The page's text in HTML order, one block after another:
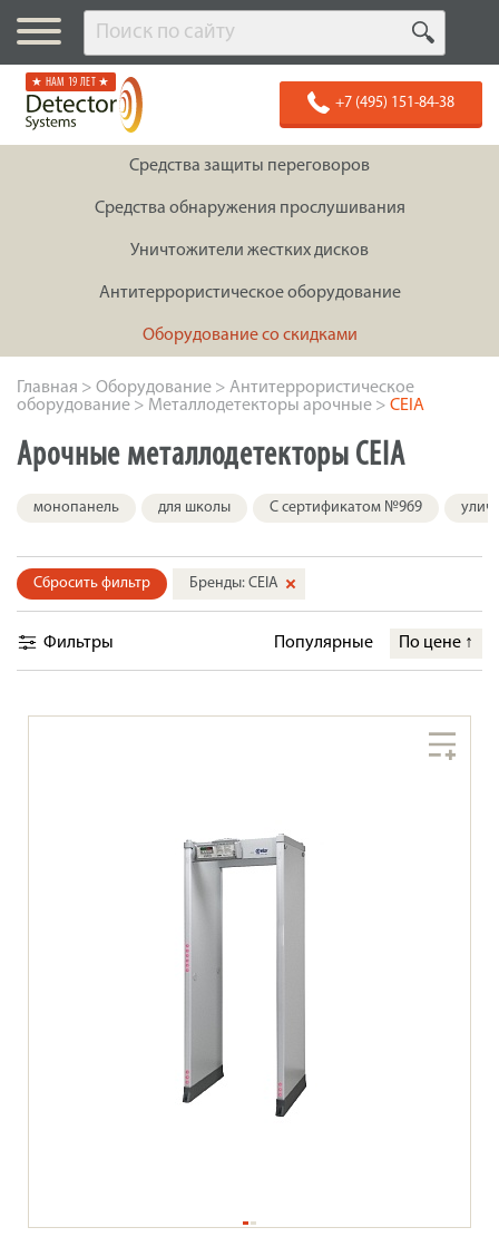
★ НАМ 19 ЛЕТ ★
+7 (495) 151-84-38
Средства защиты переговоров
Средства обнаружения прослушивания
Уничтожители жестких дисков
Антитеррористическое оборудование
Оборудование со скидками
Главная > Оборудование > Антитеррористическое
оборудование > Металлодетекторы арочные > CEIA
Арочные металлодетекторы CEIA
монопанель для школы С сертификатом №969
Сбросить фильтр Бренды: CEIA
Фильтры Популярные По цене ↑